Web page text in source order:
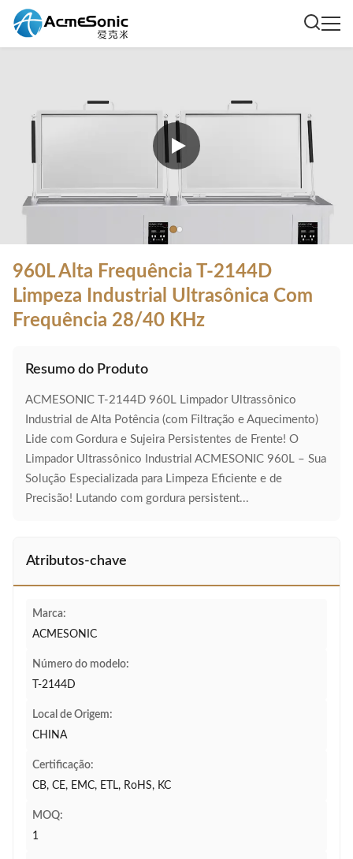
960L Alta Frequência T-2144D
Limpeza Industrial Ultrasônica Com
Frequência 28/40 KHz
Resumo do Produto
ACMESONIC T-2144D 960L Limpador Ultrassônico
Industrial de Alta Potência (com Filtração e Aquecimento)
Lide com Gordura e Sujeira Persistentes de Frente! O
Limpador Ultrassônico Industrial ACMESONIC 960L – Sua
Solução Especializada para Limpeza Eficiente e de
Precisão! Lutando com gordura persistent...
Atributos-chave
Marca:
ACMESONIC
Número do modelo:
T-2144D
Local de Origem:
CHINA
Certificação:
CB, CE, EMC, ETL, RoHS, KC
MOQ:
1